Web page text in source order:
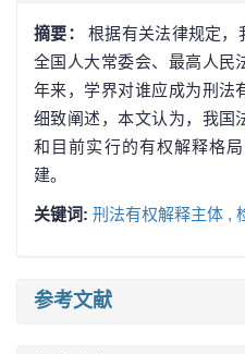
摘要：根据有关法律规定，
全国人大常委会、最高人民
年来，学界对谁应成为刑法
细致阐述，本文认为，我国
和目前实行的有权解释格
建。
关键词: 刑法有权解释主体 ,
参考文献